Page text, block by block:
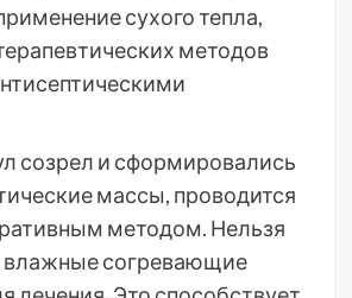
сухого тепла,
методов
созрел и сформировались
массы, проводится
методом. Нельзя
влажные согревающие